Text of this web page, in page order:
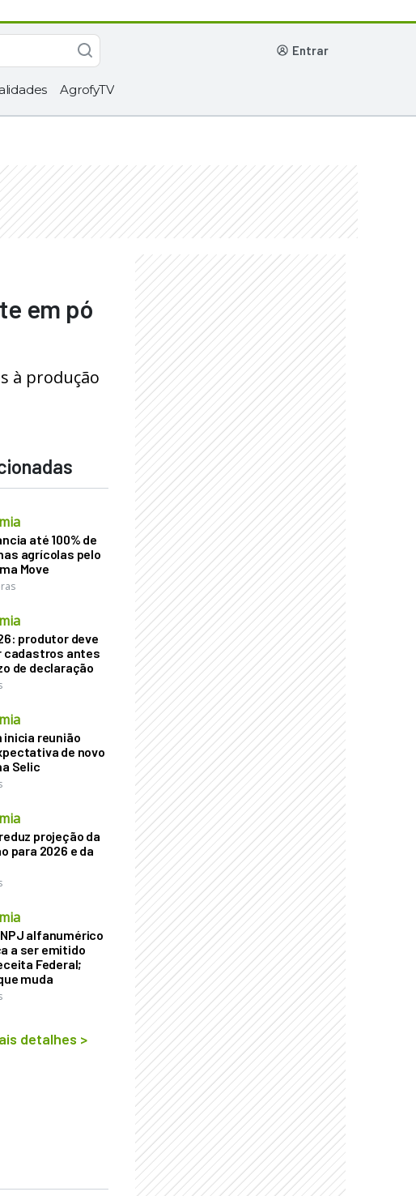
entrar
AgrofyTV
em pó
à produção
até 100% de
agrícolas pelo
Move
produtor deve
cadastros antes
de declaração
inicia reunião
de novo
Selic
projeção da
para 2026 e da
alfanumérico
a ser emitido
Federal;
muda
detalhes >